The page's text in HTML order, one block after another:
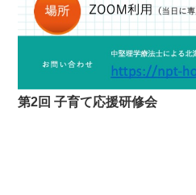
第2回 子育て応援研修会